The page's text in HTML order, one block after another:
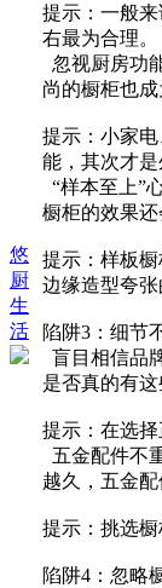
悠
厨
生
活
提示：一般
右最为合理。
忽视厨房功
尚的橱柜也成
提示：小家
能，其次才是
“样本至上”
橱柜的效果还
提示：样板
边缘造型夸张
陷阱3：细节
盲目相信品
是否真的有
提示：在选
五金配件不
越久，五金配
提示：挑选
陷阱4：忽略